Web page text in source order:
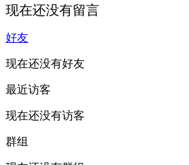
现在还没有留言
好友
现在还没有好友
最近访客
现在还没有访客
群组